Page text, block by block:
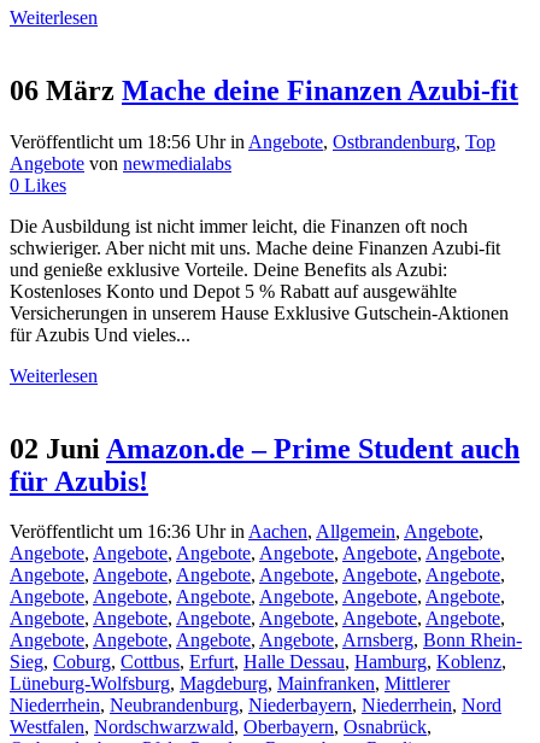
Weiterlesen
06 März Mache deine Finanzen Azubi-fit
Veröffentlicht um 18:56 Uhrin Angebote, Ostbrandenburg, Top
Angebote von newmedialabs
0 Likes
Die Ausbildung ist nicht immer leicht, die Finanzen oft noch
schwieriger. Aber nicht mit uns. Mache deine Finanzen Azubi-fit
und genieße exklusive Vorteile. Deine Benefits als Azubi:
Kostenloses Konto und Depot 5 % Rabatt auf ausgewählte
Versicherungen in unserem Hause Exklusive Gutschein-Aktionen
für Azubis Und vieles...
Weiterlesen
02 Juni Amazon.de – Prime Student auch
für Azubis!
Veröffentlicht um 16:36 UhrinAachen, Allgemein, Angebote,
Angebote, Angebote, Angebote, Angebote, Angebote, Angebote,
Angebote, Angebote, Angebote, Angebote, Angebote, Angebote,
Angebote, Angebote, Angebote, Angebote, Angebote, Angebote,
Angebote, Angebote, Angebote, Angebote, Angebote, Angebote,
Angebote, Angebote, Angebote, Angebote, Arnsberg, Bonn Rhein-
Sieg, Coburg, Cottbus, Erfurt, Halle Dessau, Hamburg, Koblenz,
Lüneburg-Wolfsburg, Magdeburg, Mainfranken, Mittlerer
Niederrhein, Neubrandenburg, Niederbayern, Niederrhein, Nord
Westfalen, Nordschwarzwald, Oberbayern, Osnabrück,